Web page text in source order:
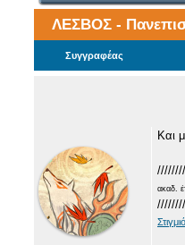
ΛΕΣΒΟΣ -
Συγγραφέας
Και
ακαδ.